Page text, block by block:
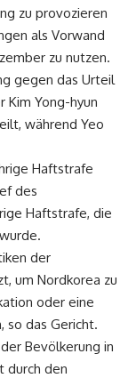
zu provozieren
als Vorwand
zu nutzen.
gegen das Urteil
Kim Yong-hyun
während Yeo
Haftstrafe
des
Haftstrafe, die
der
um Nordkorea zu
oder eine
so das Gericht.
Bevölkerung in
durch den